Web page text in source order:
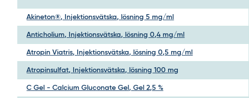
Akineton®, Injektionsvätska, lösning 5 mg/ml
Anticholium, Injektionsvätska, lösning 0,4 mg/ml
Atropin Viatris, Injektionsvätska, lösning 0,5 mg/ml
Atropinsulfat, Injektionsvätska, lösning 100 mg
C Gel - Calcium Gluconate Gel, Gel 2,5 %